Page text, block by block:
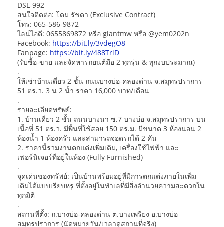
DSL-992
สนใจติดต่อ: โดม รัชดา (Exclusive Contract)
โทร: 065-586-9872
ไลน์ไอดี: 0655869872 หรือ giantmw หรือ @yem0202n
Facebook: https://bit.ly/3vdegO8
Fanpage: https://bit.ly/488TrlD
(รับซื้อ-ขาย และจัดหารถยนต์มือ 2 ทุกรุ่น & ทุกงบประมาณ)
.
ให้เช่าบ้านเดี่ยว 2 ชั้น ถนนบางบ่อ-คลองด่าน จ.สมุทรปราการ
51 ตร.ว. 3 น 2 น้ำ ราคา 16,000 บาท/เดือน
.
รายละเอียดทรัพย์:
1. บ้านเดี่ยว 2 ชั้น ถนนบางนา ซ.7 บางบ่อ จ.สมุทรปราการ บน
เนื้อที่ 51 ตร.ว. มีพื้นที่ใช้สอย 150 ตร.ม. มีขนาด 3 ห้องนอน 2
ห้องน้ำ 1 ห้องครัว และสามารถจอดรถได้ 2 คัน
2. ราคานี้รวมงานตกแต่งเพิ่มเติม, เครื่องใช้ไฟฟ้า และ
เฟอร์นิเจอร์ที่อยู่ในห้อง (Fully Furnished)
.
จุดเด่นของทรัพย์: เป็นบ้านพร้อมอยู่ที่มีการตกแต่งภายในเพิ่ม
เติมได้แบบเรียบหรู ที่ตั้งอยู่ในทำเลที่มีสิ่งอำนวยความสะดวกใน
ทุกมิติ
.
สถานที่ตั้ง: ถ.บางบ่อ-คลองด่าน ต.บางเพรียง อ.บางบ่อ
สมุทรปราการ (นัดหมายวัน/เวลาดูสถานที่จริง)